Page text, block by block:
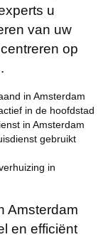
u
van uw
op
in Amsterdam
in de hoofdstad
in Amsterdam
gebruikt
in
Amsterdam
en efficiënt